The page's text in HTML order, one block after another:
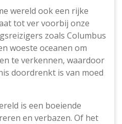
wereld ook een rijke
tot ver voorbij onze
zoals Columbus
woeste oceanen om
te verkennen, waardoor
doordrenkt is van moed
is een boeiende
en verbazen. Of het